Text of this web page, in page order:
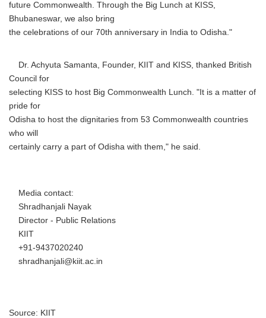
future Commonwealth. Through the Big Lunch at KISS,
Bhubaneswar, we also bring
the celebrations of our 70th anniversary in India to Odisha."
Dr. Achyuta Samanta, Founder, KIIT and KISS, thanked British
Council for
selecting KISS to host Big Commonwealth Lunch. "It is a matter of
pride for
Odisha to host the dignitaries from 53 Commonwealth countries
who will
certainly carry a part of Odisha with them," he said.
Media contact:
Shradhanjali Nayak
Director - Public Relations
KIIT
+91-9437020240
shradhanjali@kiit.ac.in
Source: KIIT